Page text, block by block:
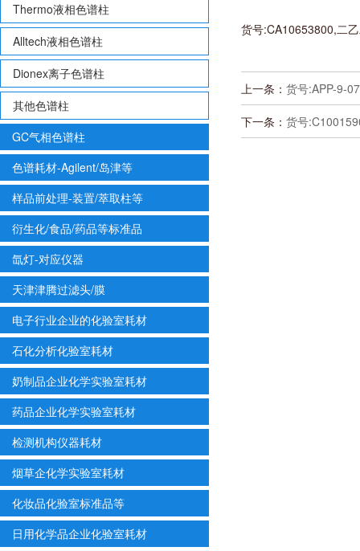
Thermo液相色谱柱
Alltech液相色谱柱
Dionex离子色谱柱
其他色谱柱
GC气相色谱柱
色谱耗材-Agilent/岛津等
样品前处理-装置/萃取柱等
衍生化/食品/药品等标准品
氙灯-对应仪器
天津津腾过滤头/膜
电子行业企业的化验室耗材
石化分析化验室耗材
奶制品企业化学实验室耗材
药品企业化学实验室耗材
检测机构仪器耗材
烟草企化学实验室耗材
化妆品化验室标准品等
日用化学品企业化验室耗材
货号:CA10653800,二
上一条： 货号:APP-9-
下一条： 货号